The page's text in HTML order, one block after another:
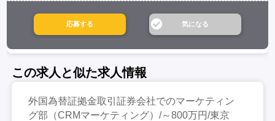
この求人と似た求人情報
外国為替証拠金取引証券会社でのマーケティン
グ部（CRMマーケティング）/～800万円/東京